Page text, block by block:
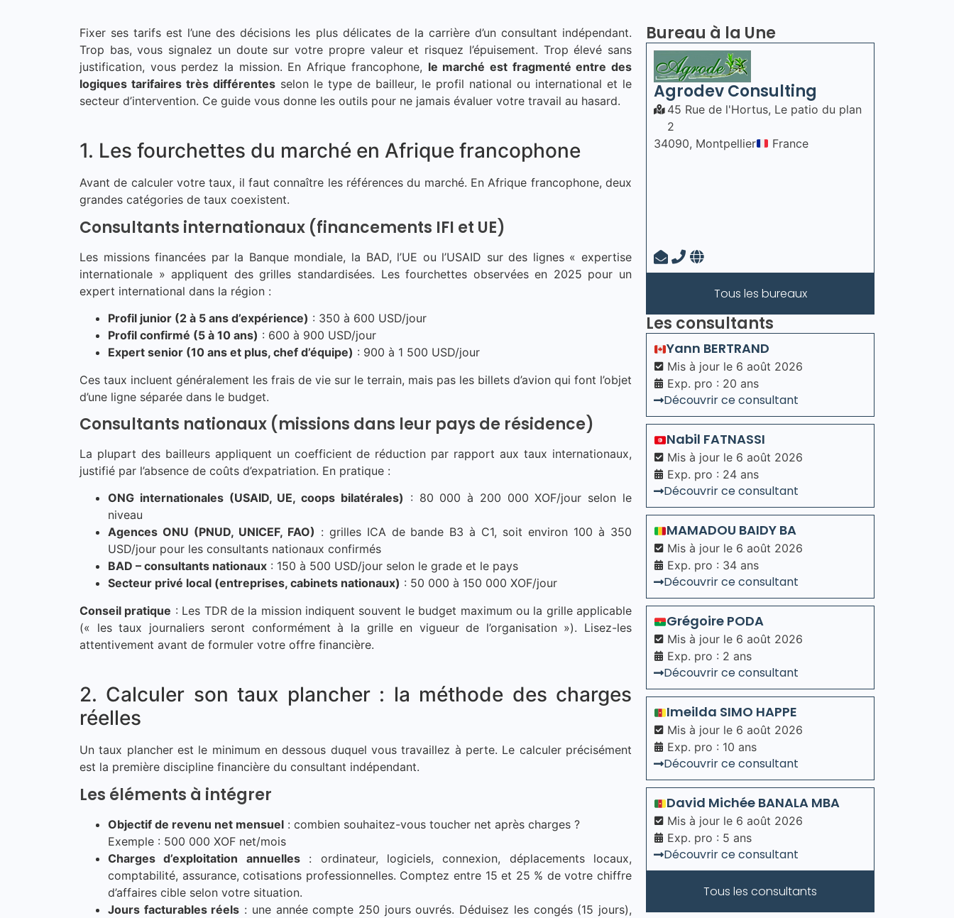
Fixer ses tarifs est l’une des décisions les plus délicates de la carrière d’un consultant indépendant.
Trop bas, vous signalez un doute sur votre propre valeur et risquez l’épuisement. Trop élevé sans
justification, vous perdez la mission. En Afrique francophone, le marché est fragmenté entre des
logiques tarifaires très différentes selon le type de bailleur, le profil national ou international et le
secteur d’intervention. Ce guide vous donne les outils pour ne jamais évaluer votre travail au hasard.
1. Les fourchettes du marché en Afrique francophone
Avant de calculer votre taux, il faut connaître les références du marché. En Afrique francophone, deux
grandes catégories de taux coexistent.
Consultants internationaux (financements IFI et UE)
Les missions financées par la Banque mondiale, la BAD, l’UE ou l’USAID sur des lignes « expertise
internationale » appliquent des grilles standardisées. Les fourchettes observées en 2025 pour un
expert international dans la région :
Profil junior (2 à 5 ans d’expérience) : 350 à 600 USD/jour
Profil confirmé (5 à 10 ans) : 600 à 900 USD/jour
Expert senior (10 ans et plus, chef d’équipe) : 900 à 1 500 USD/jour
Ces taux incluent généralement les frais de vie sur le terrain, mais pas les billets d’avion qui font l’objet
d’une ligne séparée dans le budget.
Consultants nationaux (missions dans leur pays de résidence)
La plupart des bailleurs appliquent un coefficient de réduction par rapport aux taux internationaux,
justifié par l’absence de coûts d’expatriation. En pratique :
ONG internationales (USAID, UE, coops bilatérales) : 80 000 à 200 000 XOF/jour selon le
niveau
Agences ONU (PNUD, UNICEF, FAO) : grilles ICA de bande B3 à C1, soit environ 100 à 350
USD/jour pour les consultants nationaux confirmés
BAD – consultants nationaux : 150 à 500 USD/jour selon le grade et le pays
Secteur privé local (entreprises, cabinets nationaux) : 50 000 à 150 000 XOF/jour
Conseil pratique : Les TDR de la mission indiquent souvent le budget maximum ou la grille applicable
(« les taux journaliers seront conformément à la grille en vigueur de l’organisation »). Lisez-les
attentivement avant de formuler votre offre financière.
2. Calculer son taux plancher : la méthode des charges
réelles
Un taux plancher est le minimum en dessous duquel vous travaillez à perte. Le calculer précisément
est la première discipline financière du consultant indépendant.
Les éléments à intégrer
Objectif de revenu net mensuel : combien souhaitez-vous toucher net après charges ?
Exemple : 500 000 XOF net/mois
Charges d’exploitation annuelles: ordinateur, logiciels, connexion, déplacements locaux,
comptabilité, assurance, cotisations professionnelles. Comptez entre 15 et 25 % de votre chiffre
d’affaires cible selon votre situation.
Jours facturables réels : une année compte 250 jours ouvrés. Déduisez les congés (15 jours),
Bureau à la Une
Agrodev Consulting
45 Rue de l'Hortus, Le patio du plan
2
34090, Montpellier
France
Tous les bureaux
Les consultants
Yann BERTRAND
Mis à jour le 6 août 2026
Exp. pro : 20 ans
Découvrir ce consultant
Nabil FATNASSI
Mis à jour le 6 août 2026
Exp. pro : 24 ans
Découvrir ce consultant
MAMADOU BAIDY BA
Mis à jour le 6 août 2026
Exp. pro : 34 ans
Découvrir ce consultant
Grégoire PODA
Mis à jour le 6 août 2026
Exp. pro : 2 ans
Découvrir ce consultant
Imeilda SIMO HAPPE
Mis à jour le 6 août 2026
Exp. pro : 10 ans
Découvrir ce consultant
David Michée BANALA MBA
Mis à jour le 6 août 2026
Exp. pro : 5 ans
Découvrir ce consultant
Tous les consultants